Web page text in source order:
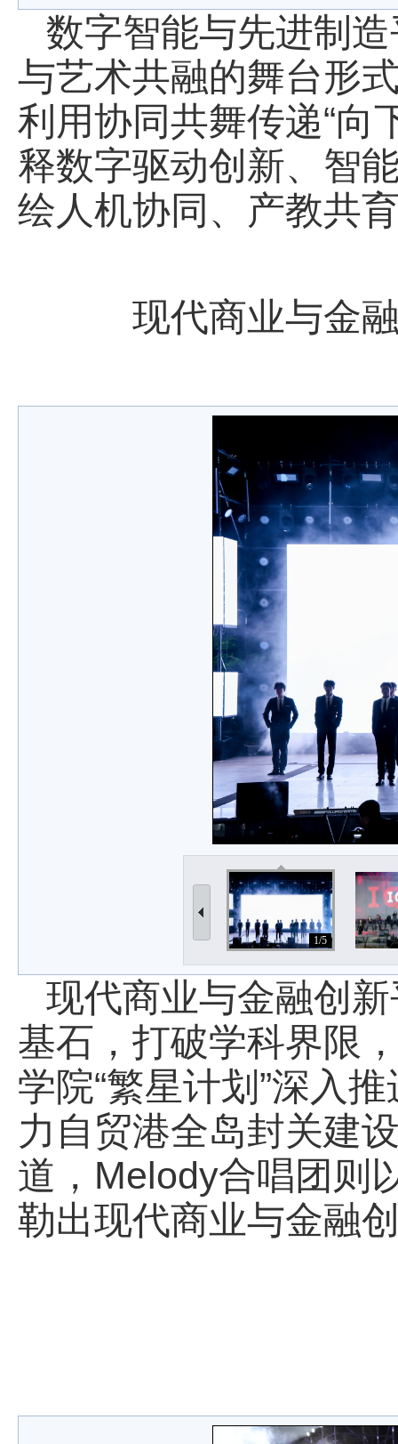
数字智能与先进制
与艺术共融的舞台形
利用协同共舞传递“向
释数字驱动创新、智
绘人机协同、产教共
现代商业与金
1/5
现代商业与金融创
基石，打破学科界限
学院“繁星计划”深入
力自贸港全岛封关建
道，Melody合唱团则
勒出现代商业与金融